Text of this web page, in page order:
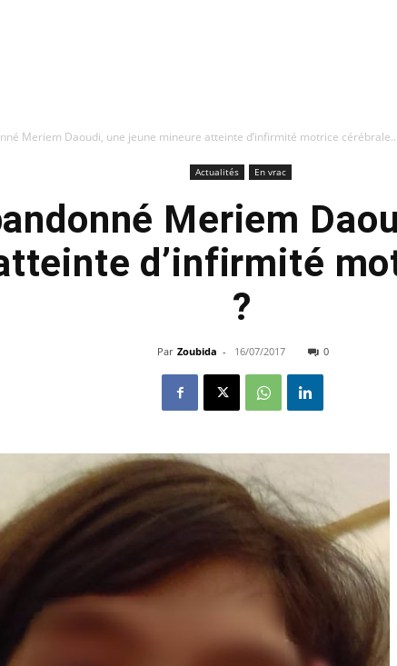
Meriem Daoudi, une jeune mineure atteinte d’infirmité motrice cérébrale...
Actualités En vrac
Meriem
d’infirmité
?
Par Zoubida - 16/07/2017 0